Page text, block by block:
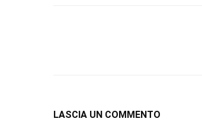
LASCIA UN COMMENTO